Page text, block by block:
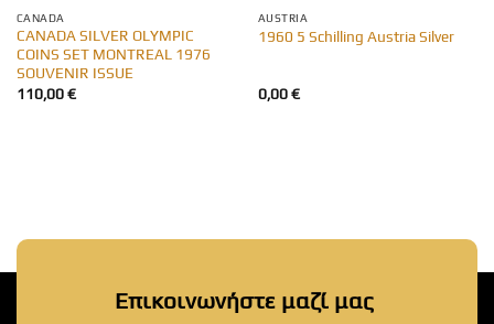
CANADA
CANADA SILVER OLYMPIC
COINS SET MONTREAL 1976
SOUVENIR ISSUE
110,00€
AUSTRIA
1960 5 Schilling Austria Silver
0,00€
Επικοινωνήστε μαζί μας